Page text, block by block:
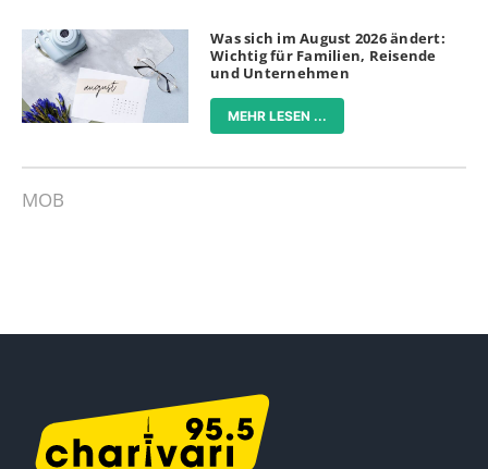
Was sich im August 2026 ändert:
Wichtig für Familien, Reisende
und Unternehmen
MEHR LESEN ...
MOB